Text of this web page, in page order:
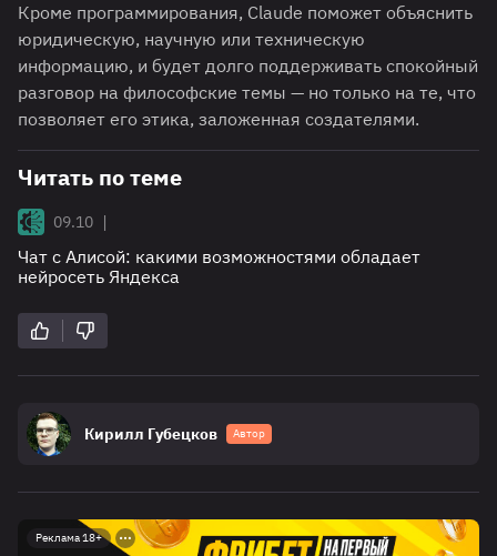
Кроме программирования, Claude поможет объяснить
юридическую, научную или техническую
информацию, и будет долго поддерживать спокойный
разговор на философские темы — но только на те, что
позволяет его этика, заложенная создателями.
Читать по теме
09.10 |
Чат с Алисой: какими возможностями обладает
нейросеть Яндекса
Кирилл Губецков Автор
Реклама 18+